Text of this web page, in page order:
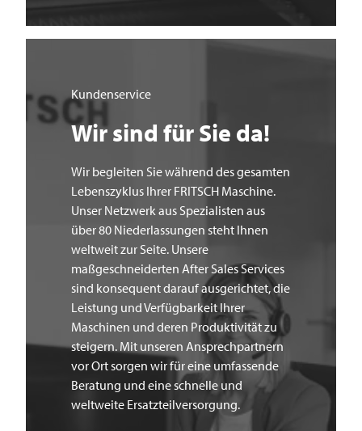
Kundenservice
Wir sind für Sie da!
Wir begleiten Sie während des gesamten
Lebenszyklus Ihrer FRITSCH Maschine.
Unser Netzwerk aus Spezialisten aus
über 80 Niederlassungen steht Ihnen
weltweit zur Seite. Unsere
maßgeschneiderten After Sales Services
sind konsequent darauf ausgerichtet, die
Leistung und Verfügbarkeit Ihrer
Maschinen und deren Produktivität zu
steigern. Mit unseren Ansprechpartnern
vor Ort sorgen wir für eine umfassende
Beratung und eine schnelle und
weltweite Ersatzteilversorgung.